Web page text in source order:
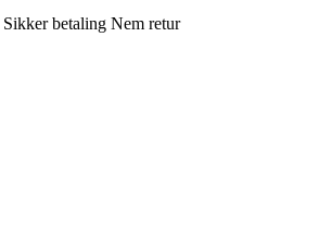
Sikker betaling Nem retur